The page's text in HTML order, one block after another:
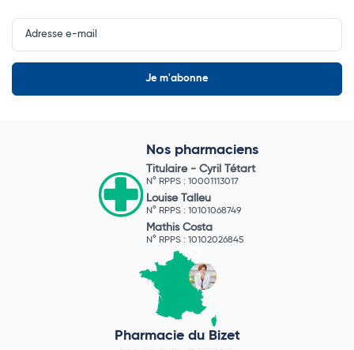
Input
Newsletter
Nos pharmaciens
Titulaire - Cyril Tétart
N° RPPS : 10001113017
Louise Talleu
N° RPPS : 10101068749
Mathis Costa
N° RPPS : 10102026845
Pharmacie du Bizet